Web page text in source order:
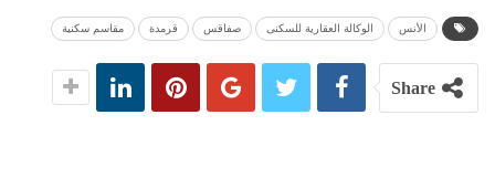
الأنس الوكالة العقارية للسكنى صفاقس قرمدة مقاسم سكنية
Share